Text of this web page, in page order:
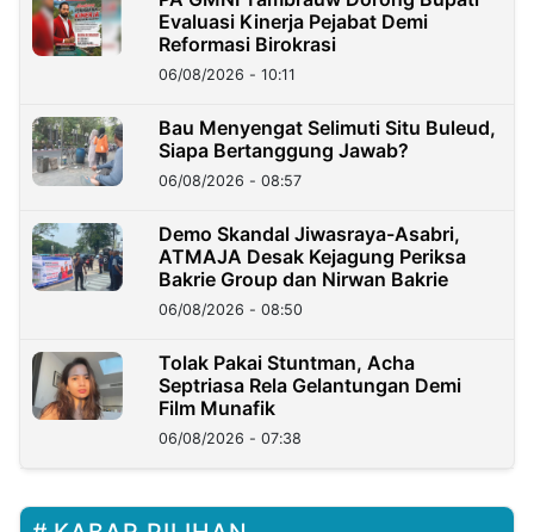
Evaluasi Kinerja Pejabat Demi
Reformasi Birokrasi
06/08/2026 - 10:11
Bau Menyengat Selimuti Situ Buleud,
Siapa Bertanggung Jawab?
06/08/2026 - 08:57
Demo Skandal Jiwasraya-Asabri,
ATMAJA Desak Kejagung Periksa
Bakrie Group dan Nirwan Bakrie
06/08/2026 - 08:50
Tolak Pakai Stuntman, Acha
Septriasa Rela Gelantungan Demi
Film Munafik
06/08/2026 - 07:38